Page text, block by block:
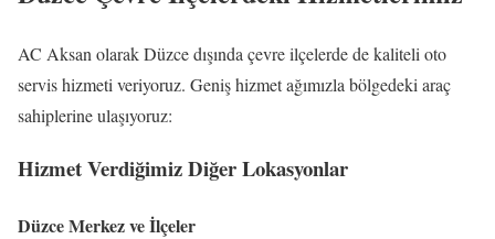
AC Aksan olarak Düzce dışında çevre ilçelerde de kaliteli oto
servis hizmeti veriyoruz. Geniş hizmet ağımızla bölgedeki araç
sahiplerine ulaşıyoruz:
Hizmet Verdiğimiz Diğer Lokasyonlar
Düzce Merkez ve İlçeler